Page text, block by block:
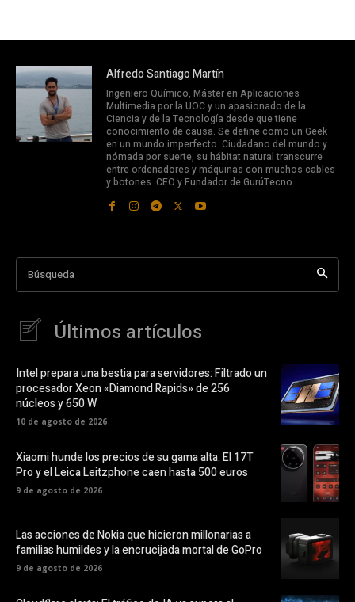
Alfredo Santiago Martín
Ingeniero Químico, Máster en Aplicaciones
Multimedia por la UOC y un apasionado de la
Ciencia y de la Tecnología desde que tiene
conocimiento de causa. Se define como un Geek
en un mundo imperfecto. Ciudadano del mundo y
nómada por suerte, su hábitat natural transcurre
entre ordenadores y máquinas con muchos cables
y botones. CEO y Fundador de GurúTecno.
Búsqueda
Últimos artículos
Intel prepara una bestia para servidores: Filtrado un
procesador Xeon «Diamond Rapids» de 256
núcleos y 650 W
10 de agosto de 2026
Xiaomi hunde los precios de su gama alta: El 17T
Pro y el Leica Leitzphone caen hasta 500 euros
9 de agosto de 2026
Las acciones de Nokia que hicieron millonarias a
familias humildes y la encrucijada mortal de GoPro
9 de agosto de 2026